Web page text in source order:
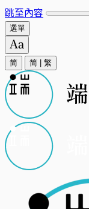
跳至內容
選單
简 简 繁